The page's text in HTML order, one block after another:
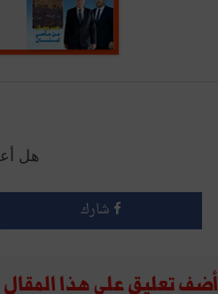
هل
شارك
أضف تعليق على هذا المقال